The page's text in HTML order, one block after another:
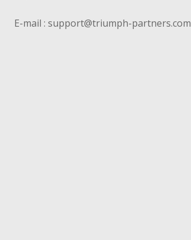
E-mail : support@triumph-partners.com